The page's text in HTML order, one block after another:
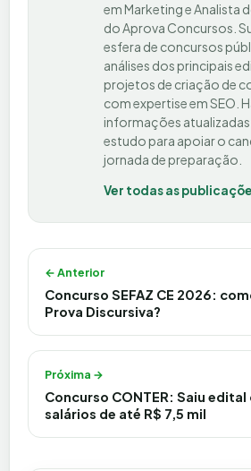
em Marketing e Analista
do Aprova Concursos.
esfera de concursos
análises dos principais
projetos de criação de
com expertise em SEO.
informações atualizadas
estudo para apoiar o
jornada de preparação.
Ver todas as
Navegação de Post
← Anterior
Concurso SEFAZ CE 2026:
Prova Discursiva?
Próxima →
Concurso CONTER: Saiu edital
salários de até R$ 7,5 mil